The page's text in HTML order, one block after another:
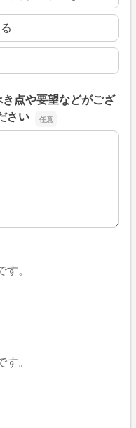
点や要望などがござ
さい
点や要望などがござい
。
。